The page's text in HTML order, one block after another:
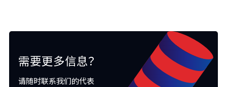
需要更多信息？
请随时联系我们的代表